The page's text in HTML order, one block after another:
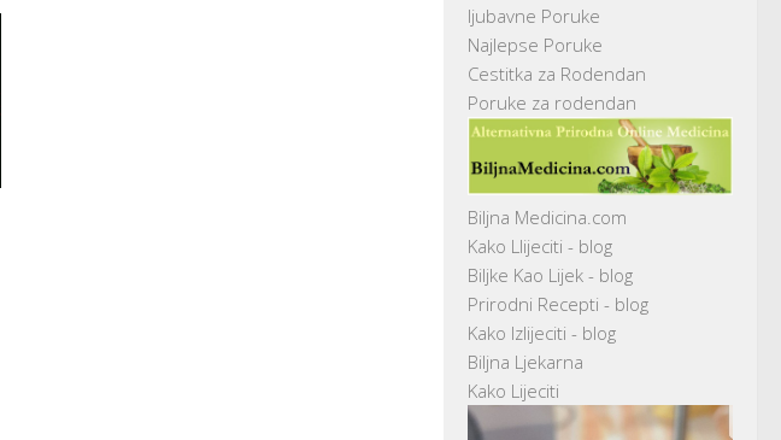
ljubavne Poruke
Najlepse Poruke
Cestitka za Rodendan
Poruke za rodendan
Biljna Medicina.com
Kako Llijeciti - blog
Biljke Kao Lijek - blog
Prirodni Recepti - blog
Kako Izlijeciti - blog
Biljna Ljekarna
Kako Lijeciti